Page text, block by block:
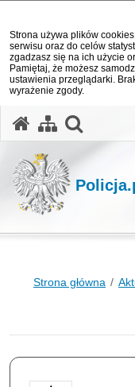
Strona używa plików
serwisu oraz do celów
zgadzasz się na ich użycie
Pamiętaj, że możesz
ustawienia przeglądarki.
wyrażenie zgody.
Strona główna